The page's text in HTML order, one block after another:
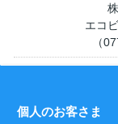
エコ
（
個人のお客さま